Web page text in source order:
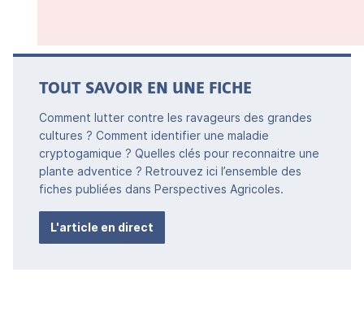
TOUT SAVOIR EN UNE FICHE
Comment lutter contre les ravageurs des grandes
cultures ? Comment identifier une maladie
cryptogamique ? Quelles clés pour reconnaitre une
plante adventice ? Retrouvez ici l’ensemble des
fiches publiées dans Perspectives Agricoles.
L'article en direct